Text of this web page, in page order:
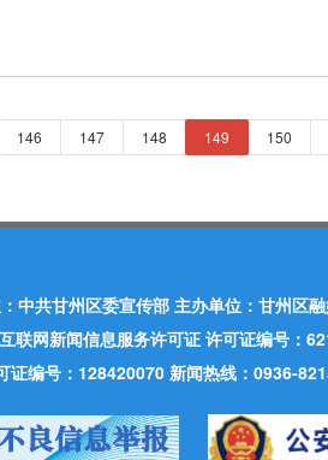
146 147 148 149 150
中共甘州区委宣传部 主办单位：甘州区
联网新闻信息服务许可证 许可证编号：
证编号：128420070 新闻热线：0936-